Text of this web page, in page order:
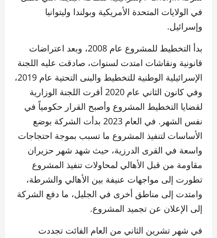
في الولايات المتحدة الأمريكية وبولندا وليتوانيا
وإسرائيل.
بدأ التخطيط للمشروع عام 2008، وبعد اعتراضات
قانونية ونقاشات امتدت لسنوات، صادقت عليه اللجنة
الإسرائيلية الوطنية للتخطيط والبنى التحتية عام 2019،
وفي كانون الثاني عام 2020 أقرت اللجنة الوزارية
لقضايا التخطيط المشروع وأصبح القرار حكومياً في
نفس الشهر. في العام 2023 بدأت الشركة بوضع
الأساسات لتنفيذ المشروع ما تسبب بموجة احتجاجات
واسعة في القرى الدرزية، حيث شهد شهر حزيران
مقاومة من قبل الأهالي لمحاولات تنفيذ المشروع
تطورت إلى مواجهات عنيفة بين الأهالي والشرطة،
وامتدت إلى مناطق أخرى في الجليل، ما دفع الشركة
إلى الإعلان عن تجميد المشروع.
في شهر تشرين الثاني من العام الفائت تجددت